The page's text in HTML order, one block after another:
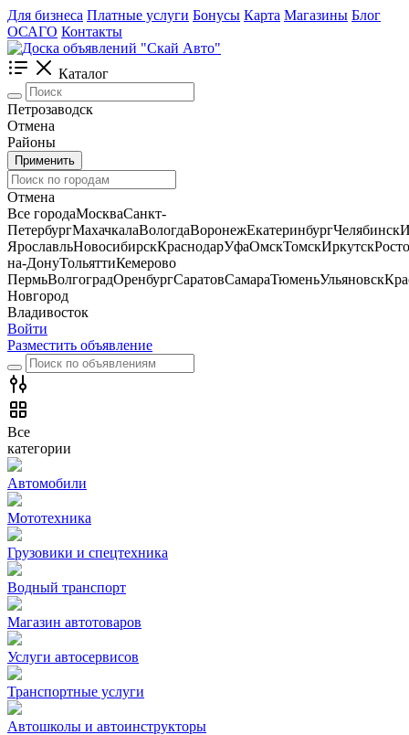
Для бизнеса Платные услуги Бонусы Карта Магазины Блог
ОСАГО Контакты
Каталог
Петрозаводск
Отмена
Районы
Применить
Отмена
Все городаМоскваСанкт-
ПетербургМахачкалаВологдаВоронежЕкатеринбургЧелябинск
ЯрославльНовосибирскКраснодарУфаОмскТомскИркутск
на-ДонуТольяттиКемерово
ПермьВолгоградОренбургСаратовСамараТюменьУльяновск
Новгород
Владивосток
Войти
Разместить объявление
Все
категории
Автомобили
Мототехника
Грузовики и спецтехника
Водный транспорт
Магазин автотоваров
Услуги автосервисов
Транспортные услуги
Автошколы и автоинструкторы